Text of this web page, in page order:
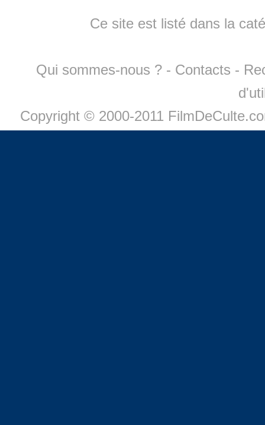
Ce site est listé dans la
Qui sommes-nous ? - Contacts -
Copyright © 2000-2011